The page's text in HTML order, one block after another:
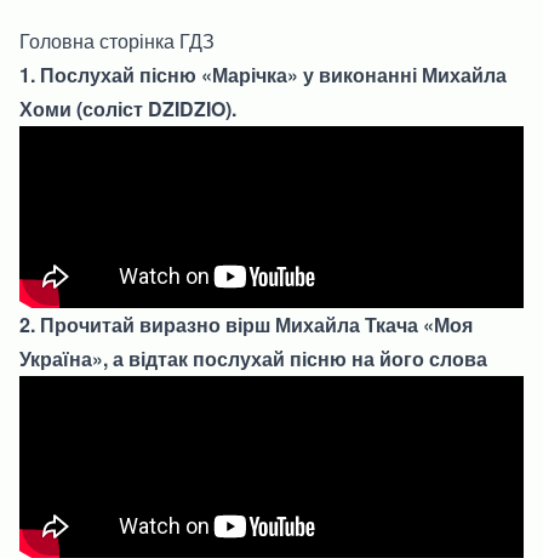
Головна сторінка ГДЗ
1. Послухай пісню «Марічка» у виконанні Михайла
Хоми (соліст DZIDZIO).
2. Прочитай виразно вірш Михайла Ткача «Моя
Україна», а відтак послухай пісню на його слова